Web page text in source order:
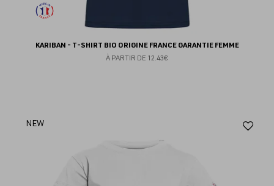
KARIBAN - T-SHIRT BIO ORIGINE FRANCE GARANTIE FEMME
À PARTIR DE 12.43€
NEW